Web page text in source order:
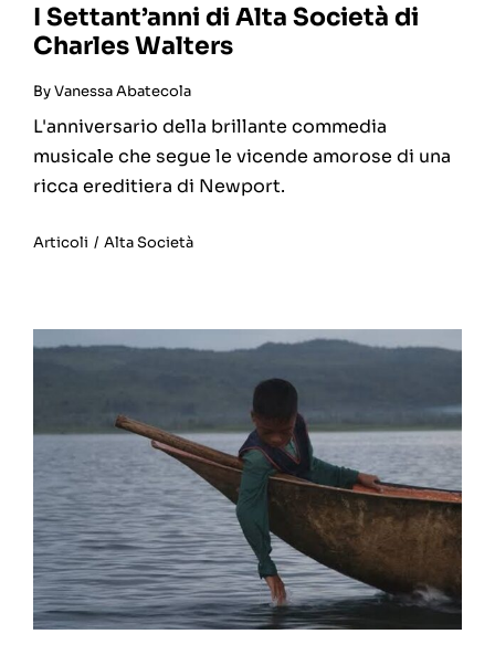
I Settant’anni di Alta Società di
Charles Walters
ByVanessa Abatecola
L'anniversario della brillante commedia
musicale che segue le vicende amorose di una
ricca ereditiera di Newport.
Articoli / Alta Società